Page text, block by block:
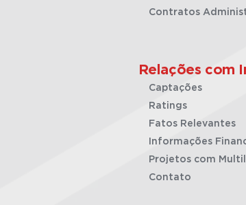
Contratos
Relações com
Captações
Ratings
Fatos Relevantes
Informações
Projetos com
Contato